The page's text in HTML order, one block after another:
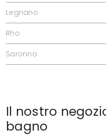
Legnano
Rho
Saronno
Il nostro
bagno